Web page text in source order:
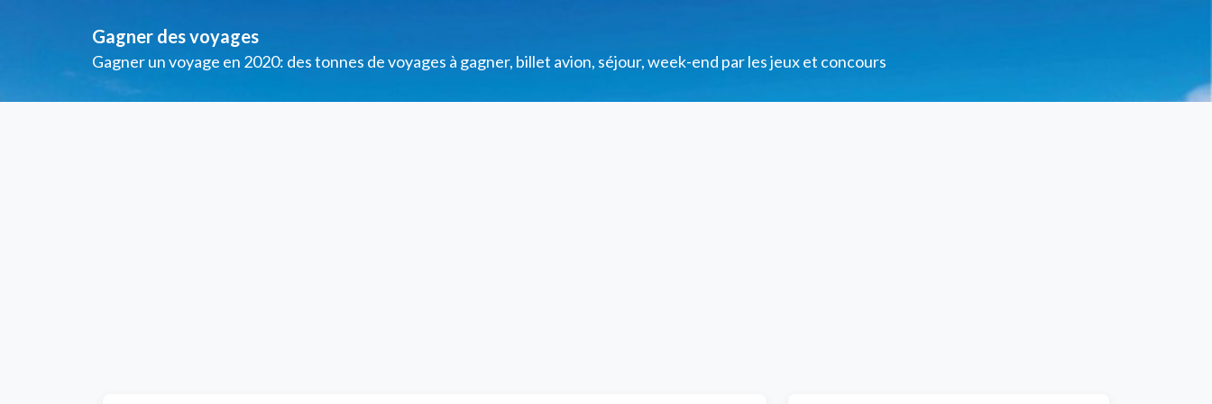
Gagner des voyages
Gagner un voyage en 2020: des tonnes de voyages à gagner, billet avion, séjour, week-end par les jeux et concours